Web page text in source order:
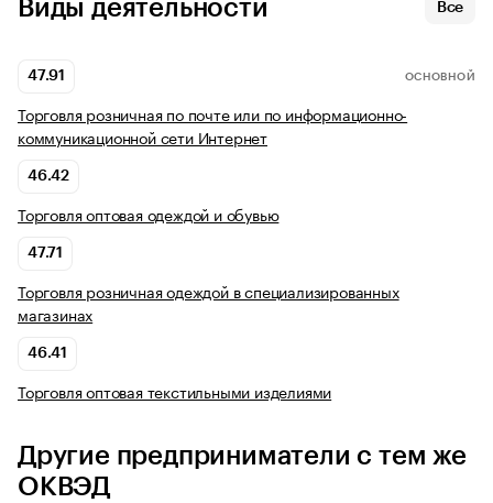
Виды деятельности Все
47.91 ОСНОВНОЙ
Торговля розничная по почте или по информационно-
коммуникационной сети Интернет
46.42
Торговля оптовая одеждой и обувью
47.71
Торговля розничная одеждой в специализированных
магазинах
46.41
Торговля оптовая текстильными изделиями
Другие предприниматели с тем же
ОКВЭД